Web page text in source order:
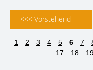
<<< Vorstehend
1 2 3 4 5 6 7
17
18